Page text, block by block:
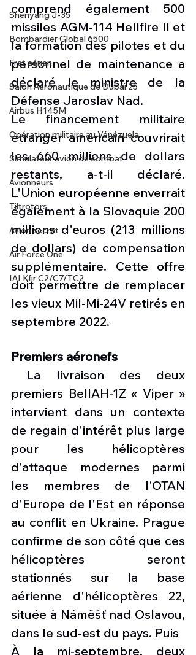
Shenyang J-35
Bombardier Global 6500
Fret aérien
Salon Aéronautique de Dubaï 25
Airbus H145M
Opération militaire au Vénézuela
Simulateur avion de combat
Avionneurs
Tiltrotors
Avion secret
Air Force One
IAI Kfir C2/C7/TC2
comprend également 500
missiles AGM-114 Hellfire II et
la formation des pilotes et du
personnel de maintenance a
déclaré le ministre de la
Défense Jaroslav Nad.
Le financement militaire
étranger américain couvrirait
les 660 millions de dollars
restants, a-t-il déclaré.
L'Union européenne enverrait
également à la Slovaquie 200
millions d'euros (213 millions
de dollars) de compensation
supplémentaire. Cette offre
doit permettre de remplacer
les vieux Mil-Mi-24V retirés en
septembre 2022.
Premiers aéronefs
premiers BellAH-1Z « Viper »
intervient dans un contexte
de regain d'intérêt plus large
pour les hélicoptères
d'attaque modernes parmi
les membres de l'OTAN
d'Europe de l'Est en réponse
au conflit en Ukraine. Prague
confirme de son côté que ces
hélicoptères seront
stationnés sur la base
aérienne d'hélicoptères 22,
située à Náměšť nad Oslavou,
dans le sud-est du pays. Puis
À la mi-septembre, deux